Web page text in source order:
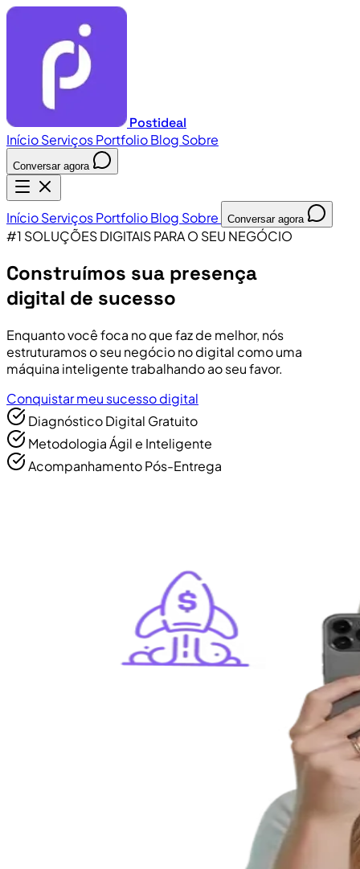
Postideal
InícioServiçosPortfolioBlog Sobre
Conversar agora
InícioServiçosPortfolioBlog Sobre Conversar agora
#1 SOLUÇÕES DIGITAIS PARA O SEU NEGÓCIO
Construímos sua presença
digital de sucesso
Enquanto você foca no que faz de melhor, nós
estruturamos o seu negócio no digital como uma
máquina inteligente trabalhando ao seu favor.
Conquistar meu sucesso digital
Diagnóstico Digital Gratuito
Metodologia Ágil e Inteligente
Acompanhamento Pós-Entrega